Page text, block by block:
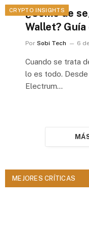
CRYPTO INSIGHTS
¿Cómo de
Wallet?
Por Sobi Tech 6
Cuando se trata
lo es todo. Desde
Electrum...
MEJORES CRÍTICAS